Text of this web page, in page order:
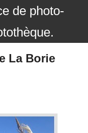
de photo-
La Borie